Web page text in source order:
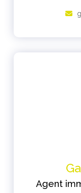
Agent